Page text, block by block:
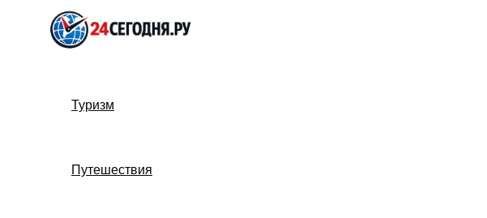
Перейти
Туризм
Путешествия